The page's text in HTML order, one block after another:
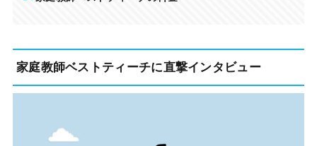
家庭教師ベストティーチに直撃インタビュー